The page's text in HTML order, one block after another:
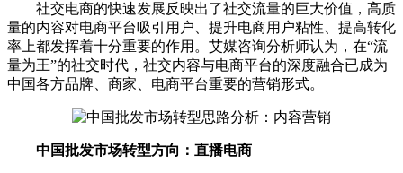
社交电商的快速发展反映出了社交流量的巨大价值，高质
量的内容对电商平台吸引用户、提升电商用户粘性、提高转化
率上都发挥着十分重要的作用。艾媒咨询分析师认为，在“流
量为王”的社交时代，社交内容与电商平台的深度融合已成为
中国各方品牌、商家、电商平台重要的营销形式。
中国批发市场转型方向：直播电商